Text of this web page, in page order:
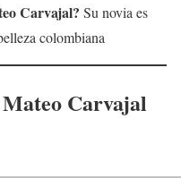
Carvajal? Su novia es
colombiana
Mateo Carvajal